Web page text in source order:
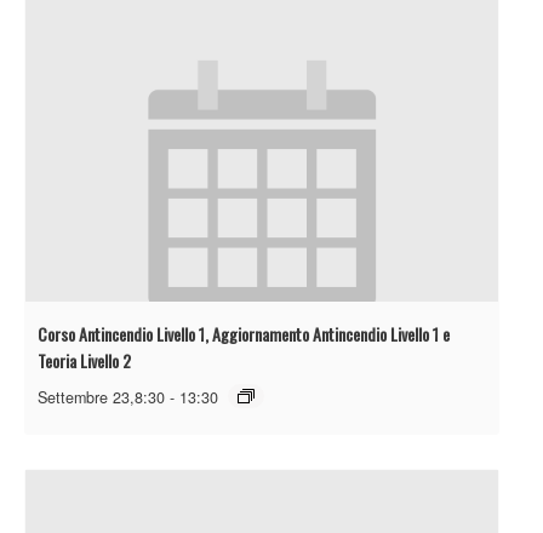
Corso Antincendio Livello 1, Aggiornamento Antincendio Livello 1 e
Teoria Livello 2
Settembre 23,8:30 - 13:30